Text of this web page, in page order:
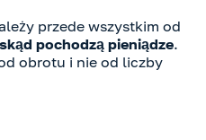
przede wszystkim od
pochodzą pieniądze.
obrotu i nie od liczby